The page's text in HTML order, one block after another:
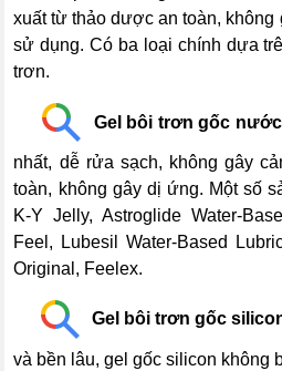
xuất từ thảo dược an toàn, không
sử dụng. Có ba loại chính dựa
trơn.
Gel bôi trơn gốc
nhất, dễ rửa sạch, không gây
toàn, không gây dị ứng. Một số
K-Y Jelly, Astroglide Water-
Feel, Lubesil Water-Based
Original, Feelex.
Gel bôi trơn gốc
và bền lâu, gel gốc silicon không